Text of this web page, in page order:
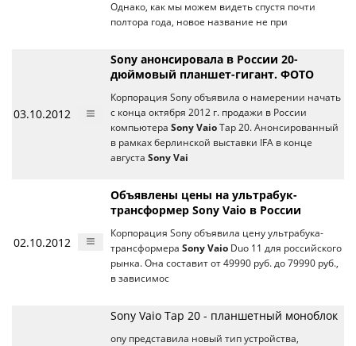
Однако, как мы можем видеть спустя почти
полтора года, новое название не при
03.10.2012
Sony анонсировала в России 20-
дюймовый планшет-гигант. ФОТО
Корпорация Sony объявила о намерении начать
с конца октября 2012 г. продажи в России
компьютера Sony Vaio Tap 20. Анонсированный
в рамках берлинской выставки IFA в конце
августа Sony Vai
02.10.2012
Объявлены цены на ультрабук-
трансформер Sony Vaio в России
Корпорация Sony объявила цену ультрабука-
трансформера Sony Vaio Duo 11 для российского
рынка. Она составит от 49990 руб. до 79990 руб.,
в зависимос
Sony Vaio Tap 20 - планшетный моноблок
ony представила новый тип устройства,